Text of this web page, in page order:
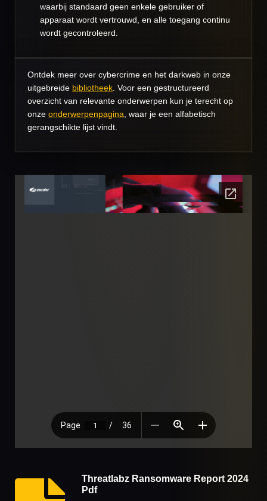
waarbij standaard geen enkele gebruiker of
apparaat wordt vertrouwd, en alle toegang continu
wordt gecontroleerd.
Ontdek meer over cybercrime en het darkweb in onze
uitgebreide bibliotheek. Voor een gestructureerd
overzicht van relevante onderwerpen kun je terecht op
onze onderwerpenpagina, waar je een alfabetisch
gerangschikte lijst vindt.
Threatlabz Ransomware Report 2024
Pdf